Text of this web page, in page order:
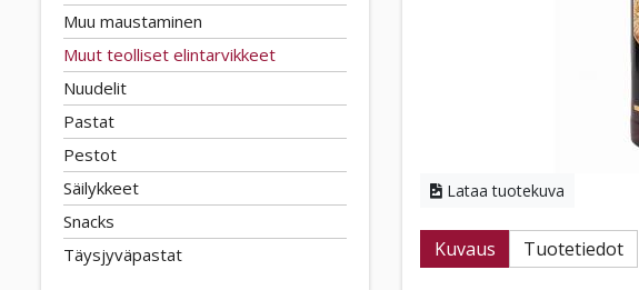
Muu maustaminen
Muut teolliset elintarvikkeet
Nuudelit
Pastat
Pestot
Säilykkeet
Snacks
Täysjyväpastat
Lataa tuotekuva
Kuvaus Tuotetiedot